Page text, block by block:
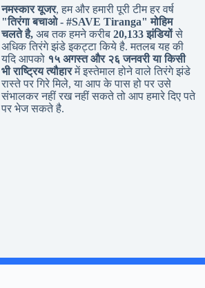
नमस्कार यूजर, हम और हमारी पूरी टीम हर वर्ष
"तिरंगा बचाओ - #SAVE Tiranga" मोहिम
चलते है,अब तक हमने करीब 20,133 झंडियोंसे
अधिक तिरंगे झंडे इकट्टा किये है. मतलब यह की
यदि आपको १५ अगस्त और २६ जनवरी या किसी
भी राष्ट्रिय त्यौहारमें इस्तेमाल होने वाले तिरंगे झंडे
रास्ते पर गिरे मिले, या आप के पास हो पर उसे
संभालकर नहीं रख नहीं सकते तो आप हमारे दिए पते
पर भेज सकते है.